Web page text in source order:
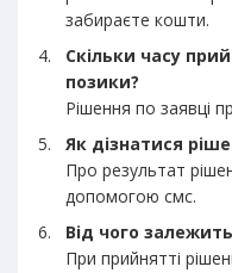
забираєте кошти.
Скільки часу
позики?
Рішення по заявці
Як дізнатися
Про результат
допомогою смс.
Від чого
При прийнятті